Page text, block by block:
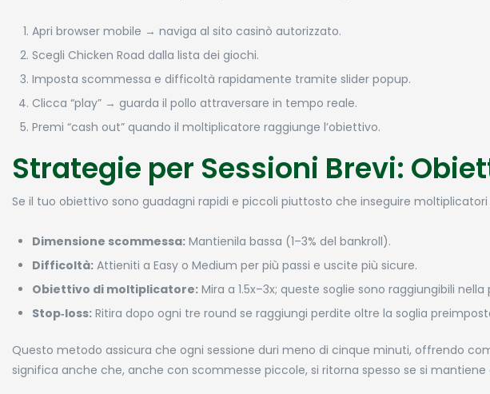
Apri browser mobile → naviga al sito casinò autorizzato.
Scegli Chicken Road dalla lista dei giochi.
Imposta scommessa e difficoltà rapidamente tramite slider popup.
Clicca “play” → guarda il pollo attraversare in tempo reale.
Premi “cash out” quando il moltiplicatore raggiunge l’obiettivo.
Strategie per Sessioni Brevi:
Se il tuo obiettivo sono guadagni rapidi e piccoli piuttosto che inseguire
Dimensione scommessa: Mantienila bassa (1–3% del bankroll).
Difficoltà: Attieniti a Easy o Medium per più passi e uscite più sicure.
Obiettivo di moltiplicatore: Mira a 1.5x–3x; queste soglie sono raggiungibili
Stop‑loss: Ritira dopo ogni tre round se raggiungi perdite oltre la soglia
Questo metodo assicura che ogni sessione duri meno di cinque minuti, offrendo
significa anche che, anche con scommesse piccole, si ritorna spesso se si mantiene